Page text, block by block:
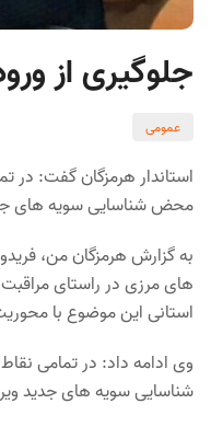
جلوگیری از
عمومی
استاندار هرمزگان گفت: در
محض شناسایی سویه های
به گزارش هرمزگان من،
های مرزی در راستای
استانی این موضوع با
وی ادامه داد: در تمامی
شناسایی سویه های جدید